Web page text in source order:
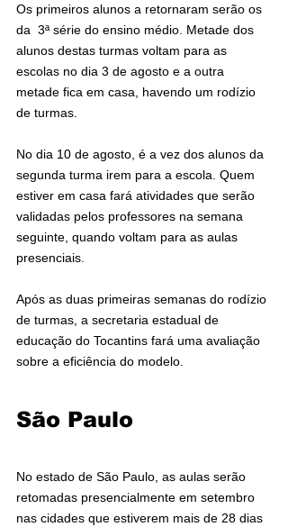
Os primeiros alunos a retornaram serão os
da  3ª série do ensino médio. Metade dos
alunos destas turmas voltam para as
escolas no dia 3 de agosto e a outra
metade fica em casa, havendo um rodízio
de turmas.
No dia 10 de agosto, é a vez dos alunos da
segunda turma irem para a escola. Quem
estiver em casa fará atividades que serão
validadas pelos professores na semana
seguinte, quando voltam para as aulas
presenciais.
Após as duas primeiras semanas do rodízio
de turmas, a secretaria estadual de
educação do Tocantins fará uma avaliação
sobre a eficiência do modelo.
São Paulo
No estado de São Paulo, as aulas serão
retomadas presencialmente em setembro
nas cidades que estiverem mais de 28 dias